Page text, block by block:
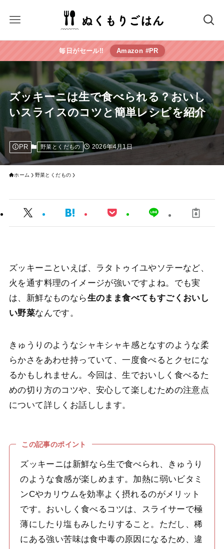
毎日がセール‼︎ Amazon #PR
ズッキーニは生で食べられる？おいし
いスライスのコツと簡単レシピを紹介
PR 野菜とくだもの 2026年4月1日
ホーム 野菜とくだもの
ズッキーニといえば、ラタトゥイユやソテーなど、
火を通す料理のイメージが強いですよね。でも実
は、新鮮なものなら生のまま食べてもすごくおいし
い野菜なんです。
きゅうりのようなシャキシャキ感となすのような柔
らかさをあわせ持っていて、一度食べるとクセにな
るかもしれません。今回は、生でおいしく食べるた
めの切り方のコツや、安心して楽しむための注意点
について詳しくお話しします。
この記事のポイント
ズッキーニは新鮮なら生で食べられ、きゅうり
のような食感が楽しめます。加熱に弱いビタミ
ンCやカリウムを効率よく摂れるのがメリット
です。おいしく食べるコツは、スライサーで極
薄にしたり塩もみしたりすること。ただし、稀
にある強い苦味は食中毒の原因になるため、違